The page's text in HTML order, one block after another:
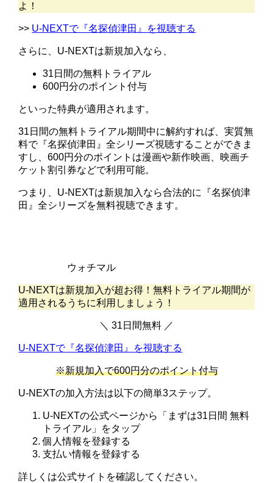
よ！
>> U-NEXTで『名探偵津田』を視聴する
さらに、U-NEXTは新規加入なら、
31日間の無料トライアル
600円分のポイント付与
といった特典が適用されます。
31日間の無料トライアル期間中に解約すれば、実質無
料で『名探偵津田』全シリーズ視聴することができま
すし、600円分のポイントは漫画や新作映画、映画チ
ケット割引券などで利用可能。
つまり、U-NEXTは新規加入なら合法的に『名探偵津
田』全シリーズを無料視聴できます。
ウォチマル
U-NEXTは新規加入が超お得！無料トライアル期間が
適用されるうちに利用しましょう！
＼ 31日間無料 ／
U-NEXTで『名探偵津田』を視聴する
※新規加入で600円分のポイント付与
U-NEXTの加入方法は以下の簡単3ステップ。
U-NEXTの公式ページから「まずは31日間 無料
トライアル」をタップ
個人情報を登録する
支払い情報を登録する
詳しくは公式サイトを確認してください。